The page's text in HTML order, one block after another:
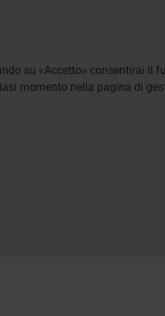
su «Accetto» consentirai il
momento nella pagina di